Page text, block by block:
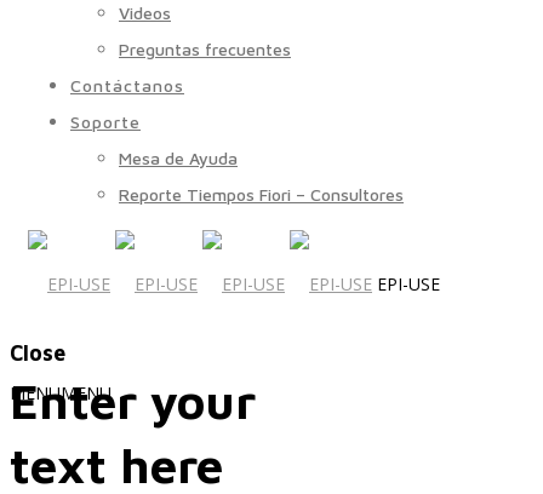
Videos
Preguntas frecuentes
Contáctanos
Soporte
Mesa de Ayuda
Reporte Tiempos Fiori – Consultores
EPI-USE
MENUMENU
Close
Enter your
text here